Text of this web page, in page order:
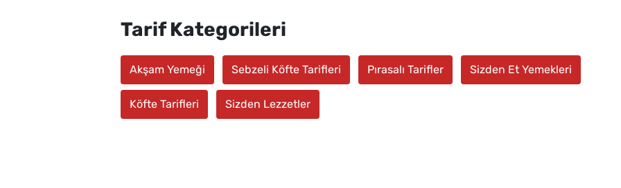
Tarif Kategorileri
Akşam Yemeği Sebzeli Köfte Tarifleri Pırasalı Tarifler Sizden Et Yemekleri
Köfte Tarifleri Sizden Lezzetler